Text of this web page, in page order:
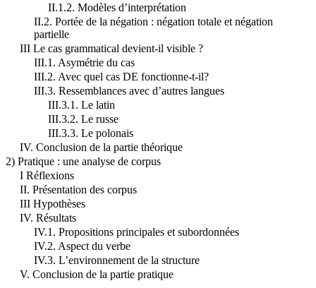
II.1.2. Modèles d’interprétation
II.2. Portée de la négation : négation totale et négation
partielle
III Le cas grammatical devient-il visible ?
III.1. Asymétrie du cas
III.2. Avec quel cas DE fonctionne-t-il?
III.3. Ressemblances avec d’autres langues
III.3.1. Le latin
III.3.2. Le russe
III.3.3. Le polonais
IV. Conclusion de la partie théorique
2) Pratique : une analyse de corpus
I Réflexions
II. Présentation des corpus
III Hypothèses
IV. Résultats
IV.1. Propositions principales et subordonnées
IV.2. Aspect du verbe
IV.3. L’environnement de la structure
V. Conclusion de la partie pratique